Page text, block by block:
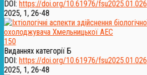
DOI: https://doi.org/10.61976/fsu2025.01.026
2025, 1, 26-48
150
Виданнях категорії Б
DOI: https://doi.org/10.61976/fsu2025.01.026
2025, 1, 26-48